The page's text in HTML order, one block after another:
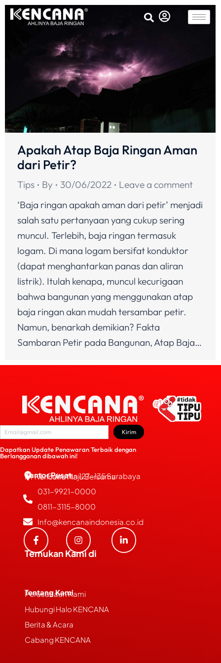
Apakah Atap Baja Ringan Aman
dari Petir?
Tips By 30/06/2022
Leave a comment
‘Baja ringan apakah aman dari petir’ menjadi
salah satu pertanyaan yang cukup sering
muncul. Terlebih, baja ringan termasuk
logam. Di mana logam bersifat konduktor
(dapat menghantarkan panas dan aliran
listrik). Itulah kenapa, muncul kecurigaan
bahwa bangunan yang menggunakan atap
baja ringan akan mudah tersambar petir.
Namun, benarkah demikian? Fakta
Sambaran Petir pada Bangunan, Atap Baja…
Dapatkan Update Penawaran Terbaik dengan
Berlangganan dibawah ini!
Kirim
Kantor Pusat
PT Kencana Maju Bersama
JL. Bubutan 127-135 Surabaya
031-9921-0000
0811-3115-8000
Info@kencanaindonesia.co.id
Temukan Kami di
Tentang Kami
Perusahaan Kami
Hubungi Halo KENCANA
Berita & Acara
Cabang KENCANA